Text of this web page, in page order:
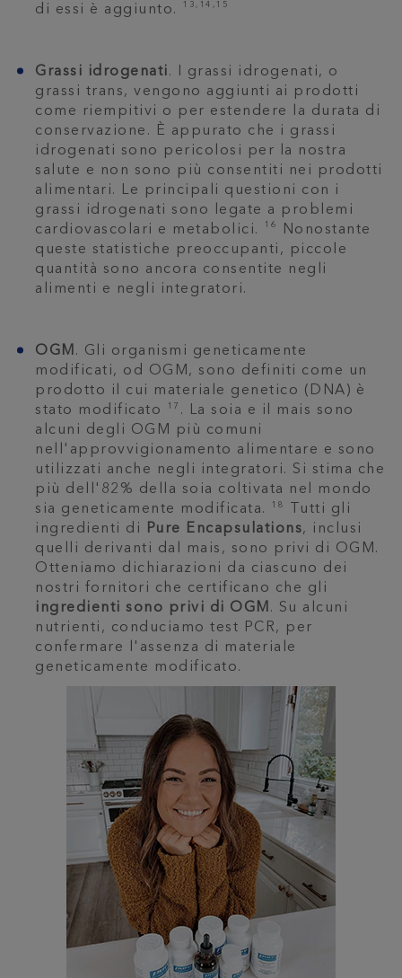
di essi è aggiunto.
13,14,15
Grassi idrogenati. I grassi idrogenati, o
grassi trans, vengono aggiunti ai prodotti
come riempitivi o per estendere la durata di
conservazione. È appurato che i grassi
idrogenati sono pericolosi per la nostra
salute e non sono più consentiti nei prodotti
alimentari. Le principali questioni con i
grassi idrogenati sono legate a problemi
cardiovascolari e metabolici.
16
Nonostante
queste statistiche preoccupanti, piccole
quantità sono ancora consentite negli
alimenti e negli integratori.
OGM. Gli organismi geneticamente
modificati, od OGM, sono definiti come un
prodotto il cui materiale genetico (DNA) è
stato modificato
17 . La soia e il mais sono
alcuni degli OGM più comuni
nell'approvvigionamento alimentare e sono
utilizzati anche negli integratori. Si stima che
più dell'82% della soia coltivata nel mondo
sia geneticamente modificata.
18
Tutti gli
ingredienti di
Pure Encapsulations, inclusi
quelli derivanti dal mais, sono privi di OGM.
Otteniamo dichiarazioni da ciascuno dei
nostri fornitori che certificano che gli
ingredienti sono privi di OGM. Su alcuni
nutrienti, conduciamo test PCR, per
confermare l'assenza di materiale
geneticamente modificato.